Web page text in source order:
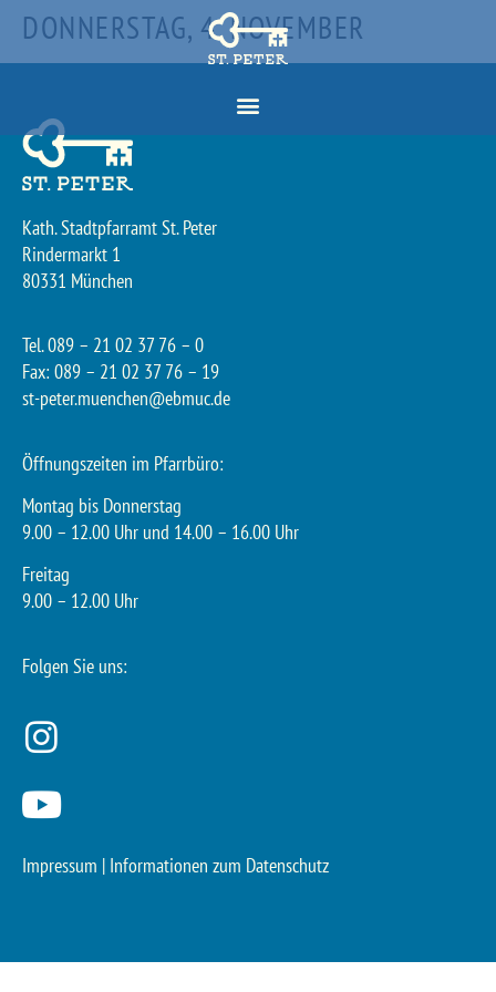
DONNERSTAG, 4. NOVEMBER
Kath. Stadtpfarramt St. Peter
Rindermarkt 1
80331 München
Tel. 089 – 21 02 37 76 – 0
Fax: 089 – 21 02 37 76 – 19
st-peter.muenchen@ebmuc.de
Öffnungszeiten im Pfarrbüro:
Montag bis Donnerstag
9.00 – 12.00 Uhr und 14.00 – 16.00 Uhr
Freitag
9.00 – 12.00 Uhr
Folgen Sie uns:
Impressum | Informationen zum Datenschutz